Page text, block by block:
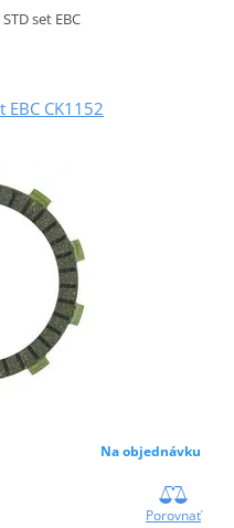
set EBC
CK1152
Na objednávku
Porovnať